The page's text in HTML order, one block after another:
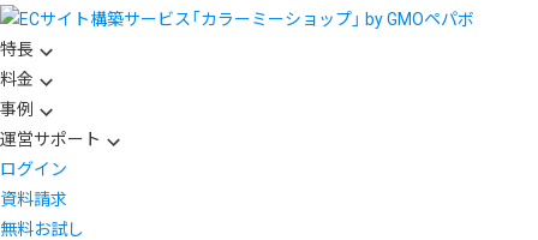
特長
料金
事例
運営サポート
ログイン
資料請求
無料お試し